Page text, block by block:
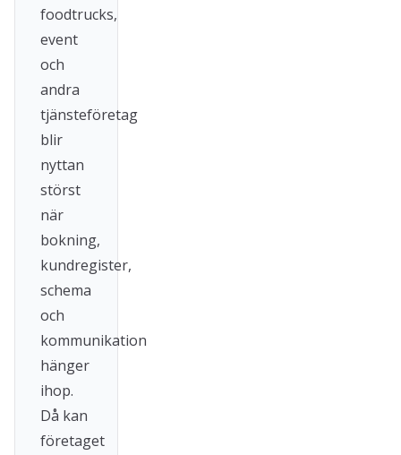
foodtrucks,
event
och
andra
tjänsteföretag
blir
nyttan
störst
när
bokning,
kundregister,
schema
och
kommunikation
hänger
ihop.
Då kan
företaget